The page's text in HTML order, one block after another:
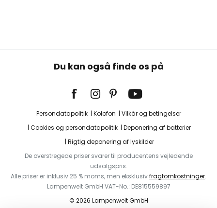
Du kan også finde os på
Persondatapolitik Kolofon
Vilkår og betingelser
Cookies og persondatapolitik
Deponering af batterier
Rigtig deponering af lyskilder
De overstregede priser svarer til producentens vejledende
udsalgspris.
Alle priser er inklusiv 25 % moms, men eksklusivfragtomkostninger.
Lampenwelt GmbH VAT-No.: DE815559897
© 2026 Lampenwelt GmbH